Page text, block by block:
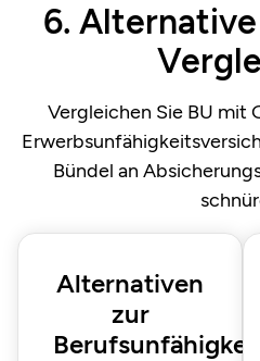
6.
Vergleichen Sie BU mit
Bündel an
Alternativen
zur